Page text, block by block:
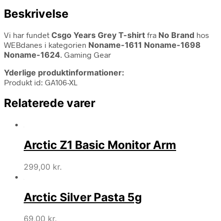
Beskrivelse
Vi har fundet Csgo Years Grey T-shirt fra No Brand hos
WEBdanes i kategorien Noname-1611 Noname-1698
Noname-1624. Gaming Gear
Yderlige produktinformationer:
Produkt id: GA106-XL
Relaterede varer
Arctic Z1 Basic Monitor Arm
299,00 kr.
Arctic Silver Pasta 5g
69,00 kr.